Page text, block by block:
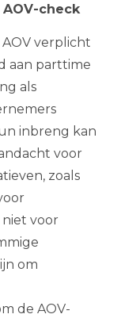
check
verplicht
aan parttime
als
inbreng kan
voor
zoals
voor
om
de AOV-